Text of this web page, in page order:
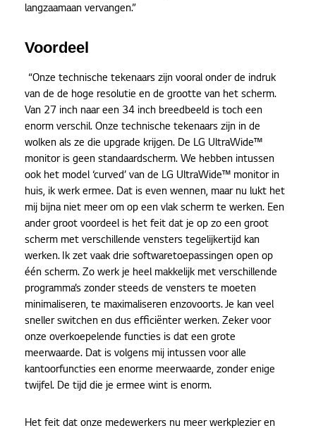
langzaamaan vervangen.”
Voordeel
“Onze technische tekenaars zijn vooral onder de indruk
van de de hoge resolutie en de grootte van het scherm.
Van 27 inch naar een 34 inch breedbeeld is toch een
enorm verschil. Onze technische tekenaars zijn in de
wolken als ze die upgrade krijgen. De LG UltraWide™
monitor is geen standaardscherm. We hebben intussen
ook het model ‘curved’ van de LG UltraWide™ monitor in
huis, ik werk ermee. Dat is even wennen, maar nu lukt het
mij bijna niet meer om op een vlak scherm te werken. Een
ander groot voordeel is het feit dat je op zo een groot
scherm met verschillende vensters tegelijkertijd kan
werken. Ik zet vaak drie softwaretoepassingen open op
één scherm. Zo werk je heel makkelijk met verschillende
programma’s zonder steeds de vensters te moeten
minimaliseren, te maximaliseren enzovoorts. Je kan veel
sneller switchen en dus efficiënter werken. Zeker voor
onze overkoepelende functies is dat een grote
meerwaarde. Dat is volgens mij intussen voor alle
kantoorfuncties een enorme meerwaarde, zonder enige
twijfel. De tijd die je ermee wint is enorm.
Het feit dat onze medewerkers nu meer werkplezier en